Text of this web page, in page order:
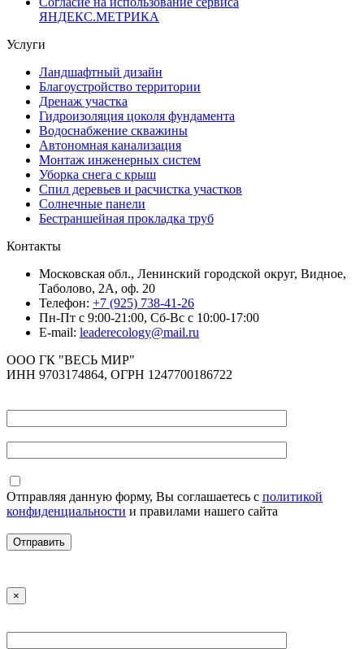
ЯНДЕКС.МЕТРИКА
Услуги
Ландшафтный дизайн
Благоустройство территории
Дренаж участка
Гидроизоляция цоколя фундамента
Водоснабжение скважины
Автономная канализация
Монтаж инженерных систем
Уборка снега с крыш
Спил деревьев и расчистка участков
Солнечные панели
Бестраншейная прокладка труб
Контакты
Московская обл., Ленинский городской округ, Видное,
Таболово, 2А, оф. 20
Телефон: +7 (925) 738-41-26
Пн-Пт с 9:00-21:00, Сб-Вс с 10:00-17:00
E-mail: leaderecology@mail.ru
ООО ГК "ВЕСЬ МИР"
ИНН 9703174864, ОГРН 1247700186722
Отправляя данную форму, Вы соглашаетесь с политикой
конфиденциальности и правилами нашего сайта
×